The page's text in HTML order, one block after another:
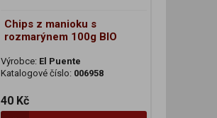
Chips z manioku s
rozmarýnem 100g BIO
Výrobce: El Puente
Katalogové číslo: 006958
40 Kč